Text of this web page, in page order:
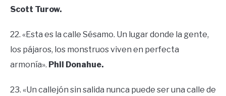
Scott Turow.
22. «Esta es la calle Sésamo. Un lugar donde la gente,
los pájaros, los monstruos viven en perfecta
armonía». Phil Donahue.
23. «Un callejón sin salida nunca puede ser una calle de